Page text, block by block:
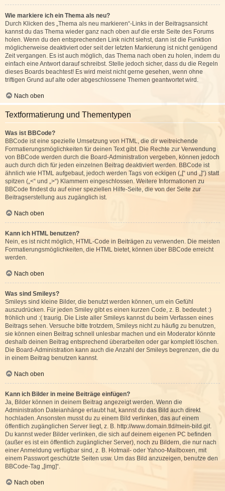
Wie markiere ich ein Thema als neu?
Durch Klicken des „Thema als neu markieren“-Links in der Beitragsansicht
kannst du das Thema wieder ganz nach oben auf die erste Seite des Forums
holen. Wenn du den entsprechenden Link nicht siehst, dann ist die Funktion
möglicherweise deaktiviert oder seit der letzten Markierung ist nicht genügend
Zeit vergangen. Es ist auch möglich, das Thema nach oben zu holen, indem du
einfach eine Antwort darauf schreibst. Stelle jedoch sicher, dass du die Regeln
dieses Boards beachtest! Es wird meist nicht gerne gesehen, wenn ohne
triftigen Grund auf alte oder abgeschlossene Themen geantwortet wird.
Nach oben
Textformatierung und Thementypen
Was ist BBCode?
BBCode ist eine spezielle Umsetzung von HTML, die dir weitreichende
Formatierungsmöglichkeiten für deinen Text gibt. Die Rechte zur Verwendung
von BBCode werden durch die Board-Administration vergeben, können jedoch
auch durch dich für jeden einzelnen Beitrag deaktiviert werden. BBCode ist
ähnlich wie HTML aufgebaut, jedoch werden Tags von eckigen („[“ und „]“) statt
spitzen („<“ und „>“) Klammern eingeschlossen. Weitere Informationen zu
BBCode findest du auf einer speziellen Hilfe-Seite, die von der Seite zur
Beitragserstellung aus zugänglich ist.
Nach oben
Kann ich HTML benutzen?
Nein, es ist nicht möglich, HTML-Code in Beiträgen zu verwenden. Die meisten
Formatierungsmöglichkeiten, die HTML bietet, können über BBCode erreicht
werden.
Nach oben
Was sind Smileys?
Smileys sind kleine Bilder, die benutzt werden können, um ein Gefühl
auszudrücken. Für jeden Smiley gibt es einen kurzen Code, z. B. bedeutet :)
fröhlich und :( traurig. Die Liste aller Smileys kannst du beim Verfassen eines
Beitrags sehen. Versuche bitte trotzdem, Smileys nicht zu häufig zu benutzen,
sie können einen Beitrag schnell unlesbar machen und ein Moderator könnte
deshalb deinen Beitrag entsprechend überarbeiten oder gar komplett löschen.
Die Board-Administration kann auch die Anzahl der Smileys begrenzen, die du
in einem Beitrag benutzen kannst.
Nach oben
Kann ich Bilder in meine Beiträge einfügen?
Ja, Bilder können in deinem Beitrag angezeigt werden. Wenn die
Administration Dateianhänge erlaubt hat, kannst du das Bild auch direkt
hochladen. Ansonsten musst du zu einem Bild verlinken, das auf einem
öffentlich zugänglichen Server liegt, z. B. http://www.domain.tld/mein-bild.gif.
Du kannst weder Bilder verlinken, die sich auf deinem eigenen PC befinden
(außer es ist ein öffentlich zugänglicher Server), noch zu Bildern, die nur nach
einer Anmeldung verfügbar sind, z. B. Hotmail- oder Yahoo-Mailboxen, mit
einem Passwort geschützte Seiten usw. Um das Bild anzuzeigen, benutze den
BBCode-Tag „[img]“.
Nach oben